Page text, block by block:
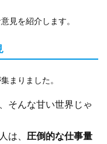
見を紹介します。
まりました。
そんな甘い世界じゃ
は、 圧倒的な仕事量